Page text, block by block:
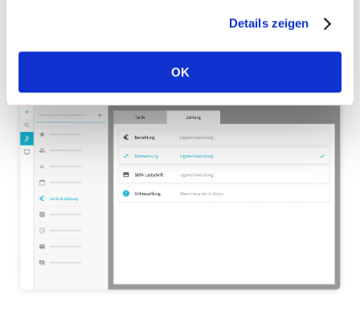
Details zeigen
OK
Stornierungsregeln automatisch,
musst.